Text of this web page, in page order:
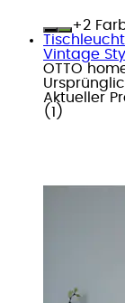
+
Vintage
OTTO
Aktueller
( 1 )